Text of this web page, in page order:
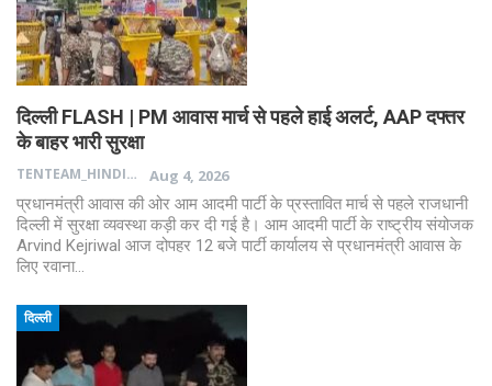
दिल्ली FLASH | PM आवास मार्च से पहले हाई अलर्ट, AAP दफ्तर
के बाहर भारी सुरक्षा
TENTEAM_HINDI
Aug 4, 2026
प्रधानमंत्री आवास की ओर आम आदमी पार्टी के प्रस्तावित मार्च से पहले राजधानी
दिल्ली में सुरक्षा व्यवस्था कड़ी कर दी गई है। आम आदमी पार्टी के राष्ट्रीय संयोजक
Arvind Kejriwal आज दोपहर 12 बजे पार्टी कार्यालय से प्रधानमंत्री आवास के
लिए रवाना…
दिल्ली